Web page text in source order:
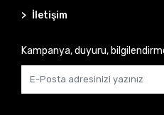
İletişim
Kampanya, duyuru,